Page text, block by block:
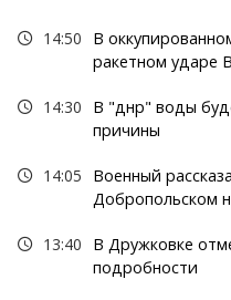
14:50
В
ракетном ударе
14:30
В "днр" воды
причины
14:05
Военный
Добропольском
13:40
В Дружковке
подробности